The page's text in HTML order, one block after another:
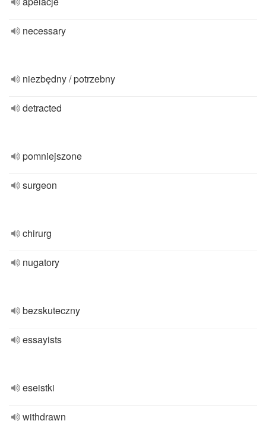
necessary
niezbędny / potrzebny
detracted
pomniejszone
surgeon
chirurg
nugatory
bezskuteczny
essayists
eseistki
withdrawn